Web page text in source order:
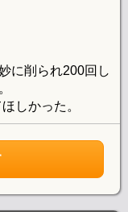
に削られ200回し
しかった。